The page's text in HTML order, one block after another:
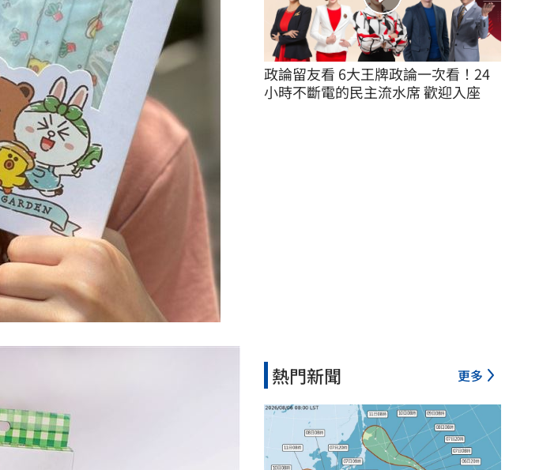
政論留友看 6大王牌政論一次看！24
小時不斷電的民主流水席 歡迎入座
熱門新聞 更多